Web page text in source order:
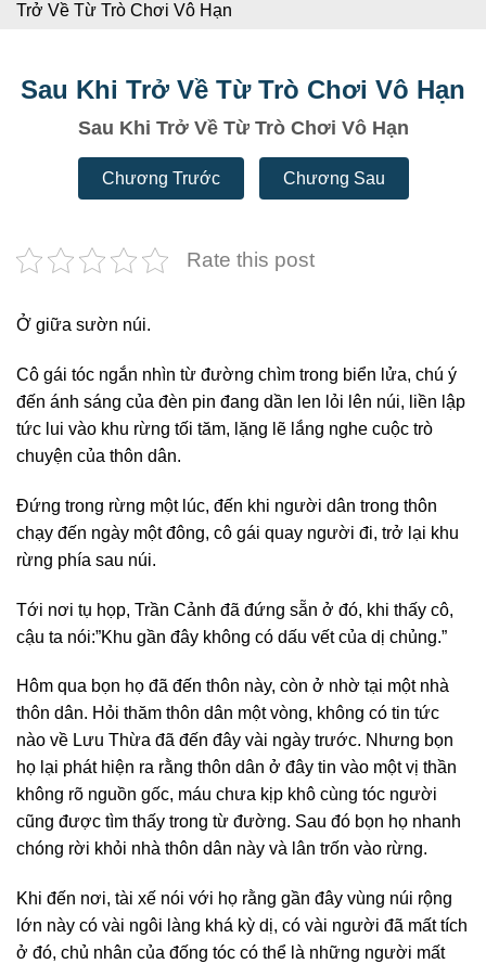
Trở Về Từ Trò Chơi Vô Hạn
Sau Khi Trở Về Từ Trò Chơi Vô Hạn
Sau Khi Trở Về Từ Trò Chơi Vô Hạn
Chương Trước Chương Sau
Rate this post
Ở giữa sườn núi.
Cô gái tóc ngắn nhìn từ đường chìm trong biển lửa, chú ý
đến ánh sáng của đèn pin đang dần len lỏi lên núi, liền lập
tức lui vào khu rừng tối tăm, lặng lẽ lắng nghe cuộc trò
chuyện của thôn dân.
Đứng trong rừng một lúc, đến khi người dân trong thôn
chạy đến ngày một đông, cô gái quay người đi, trở lại khu
rừng phía sau núi.
Tới nơi tụ họp, Trần Cảnh đã đứng sẵn ở đó, khi thấy cô,
cậu ta nói:”Khu gần đây không có dấu vết của dị chủng.”
Hôm qua bọn họ đã đến thôn này, còn ở nhờ tại một nhà
thôn dân. Hỏi thăm thôn dân một vòng, không có tin tức
nào về Lưu Thừa đã đến đây vài ngày trước. Nhưng bọn
họ lại phát hiện ra rằng thôn dân ở đây tin vào một vị thần
không rõ nguồn gốc, máu chưa kịp khô cùng tóc người
cũng được tìm thấy trong từ đường. Sau đó bọn họ nhanh
chóng rời khỏi nhà thôn dân này và lân trốn vào rừng.
Khi đến nơi, tài xế nói với họ rằng gần đây vùng núi rộng
lớn này có vài ngôi làng khá kỳ dị, có vài người đã mất tích
ở đó, chủ nhân của đống tóc có thể là những người mất